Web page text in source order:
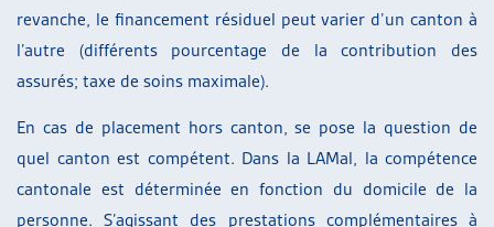
revanche, le financement résiduel peut varier d’un canton à
l’autre (différents pourcentage de la contribution des
assurés; taxe de soins maximale).
En cas de placement hors canton, se pose la question de
quel canton est compétent. Dans la LAMal, la compétence
cantonale est déterminée en fonction du domicile de la
personne. S’agissant des prestations complémentaires à